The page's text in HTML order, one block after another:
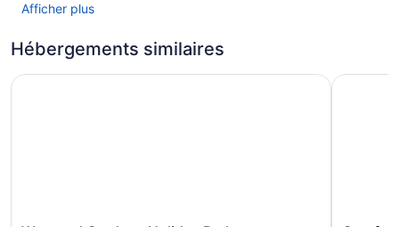
1 building
15 guestrooms or units
Afficher plus
Hébergements similaires
Warragul Gardens Holiday Park Comfort